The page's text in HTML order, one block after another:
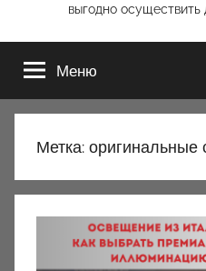
выгодно осуществить
Меню
Метка: оригинальные